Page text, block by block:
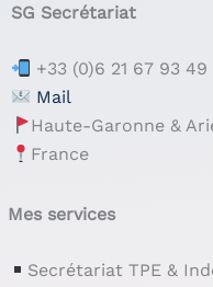
SG Secrétariat
+33 (0)6 21 67 93 49
Mail
Haute-Garonne &
France
Mes services
Secrétariat TPE &